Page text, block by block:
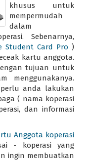
khusus untuk
mempermudah
dalam
Sebenarnya,
Student Card Pro )
kartu anggota.
tujuan untuk
menggunakanya.
anda lakukan
( nama koperasi
dan informasi
Anggota koperasi
- koperasi yang
ingin membuatkan